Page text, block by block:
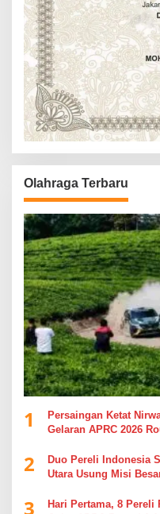
Olahraga Terbaru
1
Persaingan Ketat
Gelaran APRC 2026
2
Duo Pereli Indonesia
Utara Usung Misi
3
Hari Pertama, 8 Pereli